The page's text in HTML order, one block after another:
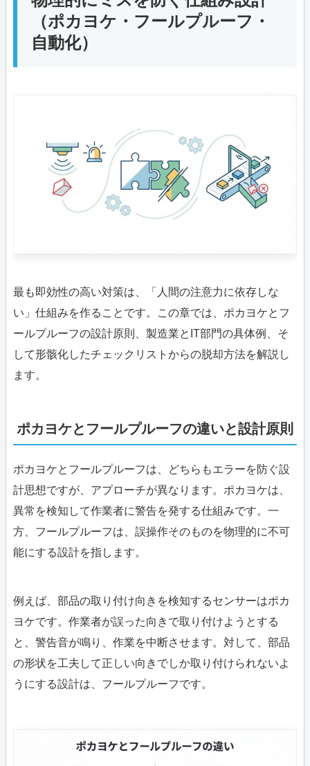
（ポカヨケ・フールプルーフ・
自動化）
最も即効性の高い対策は、「人間の注意力に依存しな
い」仕組みを作ることです。この章では、ポカヨケとフ
ールプルーフの設計原則、製造業とIT部門の具体例、そ
して形骸化したチェックリストからの脱却方法を解説し
ます。
ポカヨケとフールプルーフの違いと設計原則
ポカヨケとフールプルーフは、どちらもエラーを防ぐ設
計思想ですが、アプローチが異なります。ポカヨケは、
異常を検知して作業者に警告を発する仕組みです。一
方、フールプルーフは、誤操作そのものを物理的に不可
能にする設計を指します。
例えば、部品の取り付け向きを検知するセンサーはポカ
ヨケです。作業者が誤った向きで取り付けようとする
と、警告音が鳴り、作業を中断させます。対して、部品
の形状を工夫して正しい向きでしか取り付けられないよ
うにする設計は、フールプルーフです。